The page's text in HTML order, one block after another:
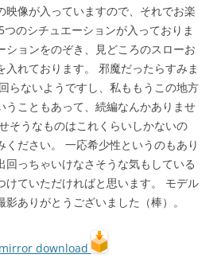
映像が入っていますので、それでお楽
のシチュエーションが入っておりま
ションをのぞき、見どころのスローお
入れております。 邪魔だったらすみま
らないようですし、私ももうこの地方
うこともあって、続編なんかありませ
そうなものはこれくらいしかないの
ください。 一応希少性というのもあり
回っちゃいけなさそうな気もしている
けていただければと思います。 モデル
ありがとうございました（棒）。
mirror download